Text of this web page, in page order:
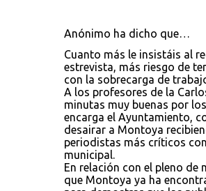
Anónimo ha dicho que…
Cuanto más le insistáis al
estrevista, más riesgo de
con la sobrecarga de
A los profesores de la
minutas muy buenas por
encarga el Ayuntamiento,
desairar a Montoya
periodistas más críticos
municipal.
En relación con el pleno de
que Montoya ya ha